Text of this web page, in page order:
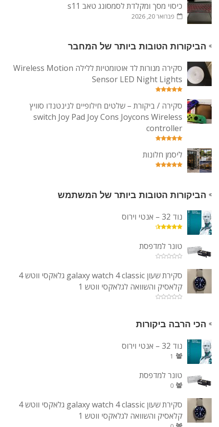
כיסוי מסך ומקלדת לסמסונג טאב s11
פברואר 20, 2026
הביקורות הטובות ביותר של המחבר
סקירה מנורות לד אוטומטיות ללילה Wireless Motion
Sensor LED Night Lights
סקירה / ביקורת – שלטים חילופיים לנינטנדו סוויץ
switch Joy Pad Joy Cons Joycons Wireless
controller
ליסמן חלונות
הביקורות הטובות ביותר של המשתמש
נוד 32 – אנטי וירוס
טונר למדפסת
סקירת שעון galaxy watch 4 classic גלאקסי ווטש 4
קלאסיק והשוואה לגלאקסי ווטש 1
הכי הרבה ביקורות
נוד 32 – אנטי וירוס
1
טונר למדפסת
0
סקירת שעון galaxy watch 4 classic גלאקסי ווטש 4
קלאסיק והשוואה לגלאקסי ווטש 1